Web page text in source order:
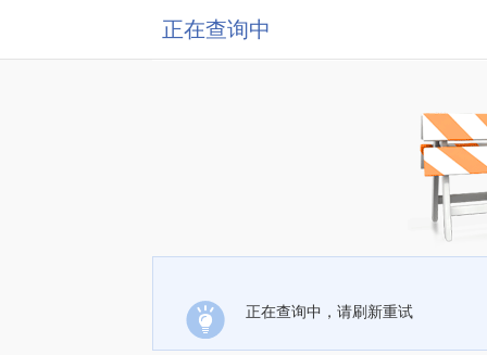
正在查询中
正在查询中，请刷新重试